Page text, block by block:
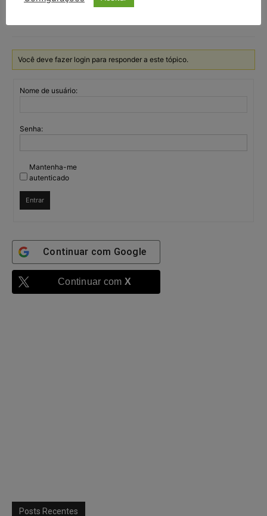
[attachment file=155038]
Você deve fazer login para responder a este tópico.
Nome de usuário:
Senha:
Mantenha-me
autenticado
Entrar
Continuar com Google
Continuar com X
Posts Recentes